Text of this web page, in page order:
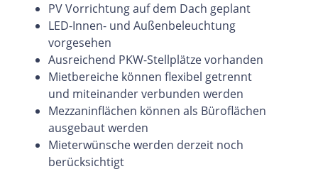
PV Vorrichtung auf dem Dach geplant
LED-Innen- und Außenbeleuchtung
vorgesehen
Ausreichend PKW-Stellplätze vorhanden
Mietbereiche können flexibel getrennt
und miteinander verbunden werden
Mezzaninflächen können als Büroflächen
ausgebaut werden
Mieterwünsche werden derzeit noch
berücksichtigt